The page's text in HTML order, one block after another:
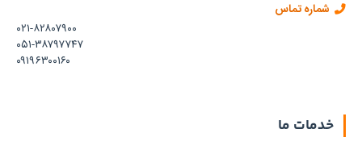
شماره تماس
۰۲۱-۸۲۸۰۷۹۰۰
۰۵۱-۳۸۷۹۷۷۴۷
۰۹۱۹۶۳۰۰۱۶۰
خدمات ما